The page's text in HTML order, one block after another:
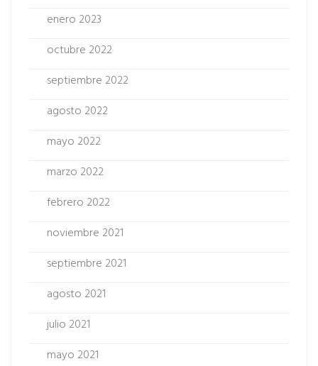
enero 2023
octubre 2022
septiembre 2022
agosto 2022
mayo 2022
marzo 2022
febrero 2022
noviembre 2021
septiembre 2021
agosto 2021
julio 2021
mayo 2021